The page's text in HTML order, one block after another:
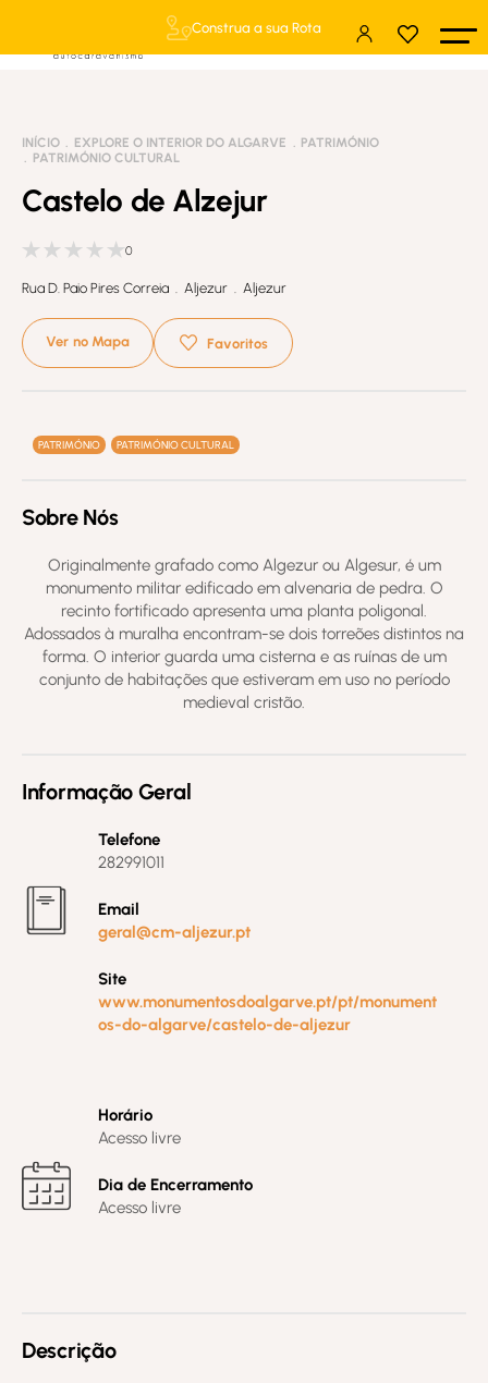
Construa a sua Rota
INÍCIO EXPLORE O INTERIOR DO ALGARVE
PATRIMÓNIO
PATRIMÓNIO CULTURAL
Castelo de Alzejur
0
Rua D. Paio Pires Correia . Aljezur . Aljezur
Ver no Mapa Favoritos
PATRIMÓNIO PATRIMÓNIO CULTURAL
Sobre Nós
Originalmente grafado como Algezur ou Algesur, é um
monumento militar edificado em alvenaria de pedra. O
recinto fortificado apresenta uma planta poligonal.
Adossados à muralha encontram-se dois torreões distintos na
forma. O interior guarda uma cisterna e as ruínas de um
conjunto de habitações que estiveram em uso no período
medieval cristão.
Informação Geral
Telefone
282991011
Email
geral@cm-aljezur.pt
Site
www.monumentosdoalgarve.pt/pt/monument
os-do-algarve/castelo-de-aljezur
Horário
Acesso livre
Dia de Encerramento
Acesso livre
Descrição